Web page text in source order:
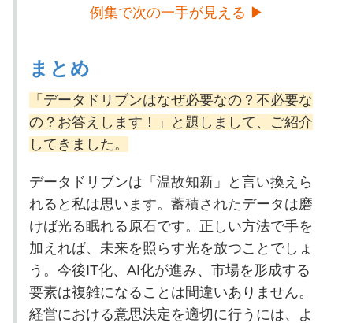
例集で次の一手が見える ▶
まとめ
「データドリブンはなぜ必要なの？不必要な
の？お答えします！」と題しまして、ご紹介
してきました。
データドリブンは「温故知新」と言い換えら
れると私は思います。蓄積されたデータは磨
けば光る眠れる原石です。正しい方法で手を
加えれば、未来を照らす光を放つことでしょ
う。今後IT化、AI化が進み、市場を形成する
要素は複雑になることは間違いありません。
経営における意思決定を適切に行うには、よ